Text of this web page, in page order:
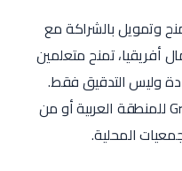
منح وتمويل بالشراكة مع
تمنح متعلمين
وليس التدقيق فقط.
تحقق من موقع Grow with Google للمنطقة العربية أو من
المحلية.